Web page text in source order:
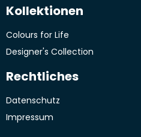
Kollektionen
Colours for Life
Designer's Collection
Rechtliches
Datenschutz
Impressum